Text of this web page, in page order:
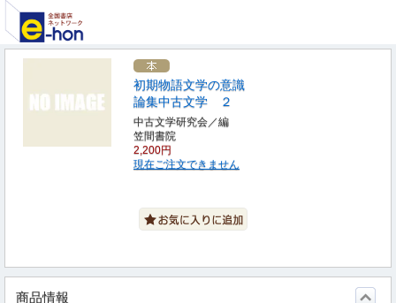
初期物語文学の意識
論集中古文学 ２
中古文学研究会／編
笠間書院
2,200円
現在ご注文できません
商品情報